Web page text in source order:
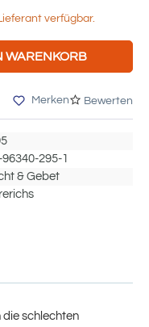
verfügbar.
gewünschten
WARENKORB
Merken Bewerten
295-1
& Gebet
die schlechten